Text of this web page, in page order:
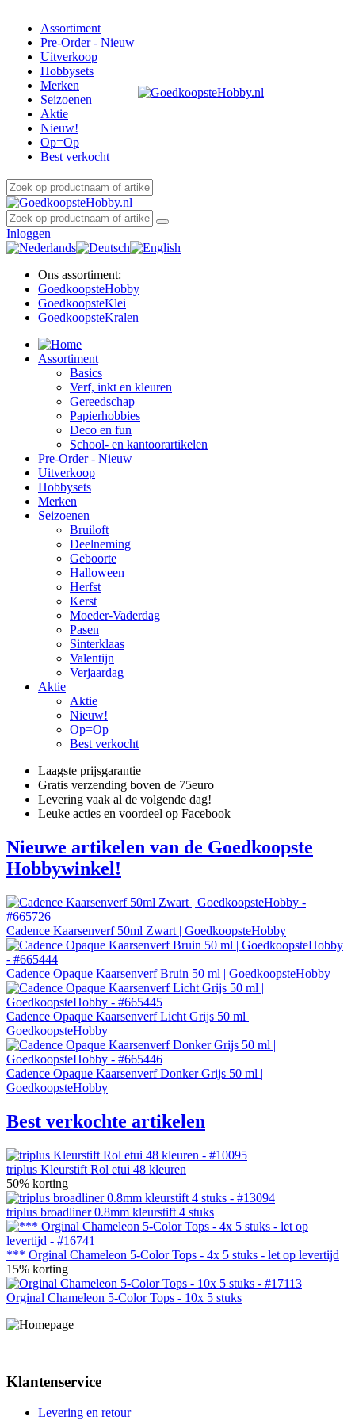
Assortiment
Pre-Order - Nieuw
Uitverkoop
Hobbysets
Merken
Seizoenen
Aktie
Nieuw!
Op=Op
Best verkocht
Inloggen
Ons assortiment:
GoedkoopsteHobby
GoedkoopsteKlei
GoedkoopsteKralen
Assortiment
Basics
Verf, inkt en kleuren
Gereedschap
Papierhobbies
Deco en fun
School- en kantoorartikelen
Pre-Order - Nieuw
Uitverkoop
Hobbysets
Merken
Seizoenen
Bruiloft
Deelneming
Geboorte
Halloween
Herfst
Kerst
Moeder-Vaderdag
Pasen
Sinterklaas
Valentijn
Verjaardag
Aktie
Aktie
Nieuw!
Op=Op
Best verkocht
Laagste prijsgarantie
Gratis verzending boven de 75euro
Levering vaak al de volgende dag!
Leuke acties en voordeel op Facebook
Nieuwe artikelen van de Goedkoopste
Hobbywinkel!
Cadence Kaarsenverf 50ml Zwart | GoedkoopsteHobby
Cadence Opaque Kaarsenverf Bruin 50 ml | GoedkoopsteHobby
Cadence Opaque Kaarsenverf Licht Grijs 50 ml |
GoedkoopsteHobby
Cadence Opaque Kaarsenverf Donker Grijs 50 ml |
GoedkoopsteHobby
Best verkochte artikelen
triplus Kleurstift Rol etui 48 kleuren
50% korting
triplus broadliner 0.8mm kleurstift 4 stuks
*** Orginal Chameleon 5-Color Tops - 4x 5 stuks - let op levertijd
15% korting
Orginal Chameleon 5-Color Tops - 10x 5 stuks
Klantenservice
Levering en retour